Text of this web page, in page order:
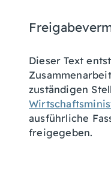
Dieser Text
zuständigen
ausführliche
freigegeben.